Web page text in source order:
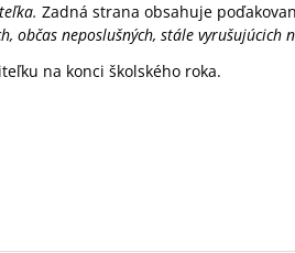
Zadná strana obsahuje
občas neposlušných, stále vyrušujúcich
na konci školského roka.